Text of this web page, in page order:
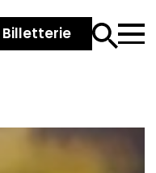
Billetterie